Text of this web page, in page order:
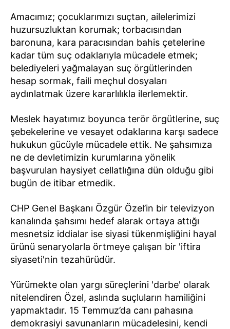
Amacımız; çocuklarımızı suçtan, ailelerimizi
huzursuzluktan korumak; torbacısından
baronuna, kara paracısından bahis çetelerine
kadar tüm suç odaklarıyla mücadele etmek;
belediyeleri yağmalayan suç örgütlerinden
hesap sormak, faili meçhul dosyaları
aydınlatmak üzere kararlılıkla ilerlemektir.
Meslek hayatımız boyunca terör örgütlerine, suç
şebekelerine ve vesayet odaklarına karşı sadece
hukukun gücüyle mücadele ettik. Ne şahsımıza
ne de devletimizin kurumlarına yönelik
başvurulan haysiyet cellatlığına dün olduğu gibi
bugün de itibar etmedik.
CHP Genel Başkanı Özgür Özel’in bir televizyon
kanalında şahsımı hedef alarak ortaya attığı
mesnetsiz iddialar ise siyasi tükenmişliğini hayal
ürünü senaryolarla örtmeye çalışan bir 'iftira
siyaseti'nin tezahürüdür.
Yürümekte olan yargı süreçlerini 'darbe' olarak
nitelendiren Özel, aslında suçluların hamiliğini
yapmaktadır. 15 Temmuz’da canı pahasına
demokrasiyi savunanların mücadelesini, kendi